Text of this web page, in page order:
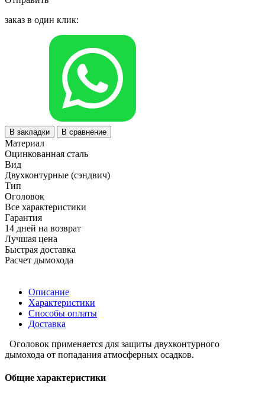
заказ в один клик:
В закладки В сравнение
Материал
Оцинкованная сталь
Вид
Двухконтурные (сэндвич)
Тип
Оголовок
Все характеристики
Гарантия
14 дней на возврат
Лучшая цена
Быстрая доставка
Расчет дымохода
Описание
Характеристики
Способы оплаты
Доставка
Оголовок применяется для защиты двухконтурного
дымохода от попадания атмосферных осадков.
Общие характеристики